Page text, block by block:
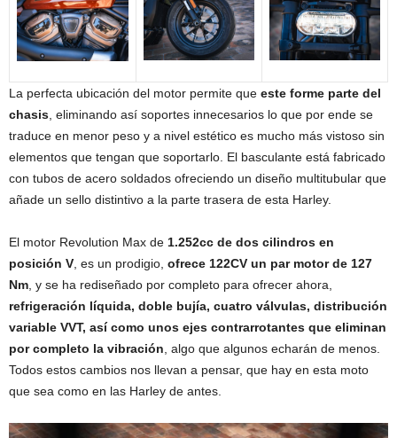
La perfecta ubicación del motor permite que este forme parte del
chasis , eliminando así soportes innecesarios lo que por ende se
traduce en menor peso y a nivel estético es mucho más vistoso sin
elementos que tengan que soportarlo. El basculante está fabricado
con tubos de acero soldados ofreciendo un diseño multitubular que
añade un sello distintivo a la parte trasera de esta Harley.
El motor Revolution Max de 1.252cc de dos cilindros en
posición V , es un prodigio, ofrece 122CV un par motor de 127
Nm , y se ha rediseñado por completo para ofrecer ahora,
refrigeración líquida, doble bujía, cuatro válvulas, distribución
variable VVT, así como unos ejes contrarrotantes que eliminan
por completo la vibración , algo que algunos echarán de menos.
Todos estos cambios nos llevan a pensar, que hay en esta moto
que sea como en las Harley de antes.